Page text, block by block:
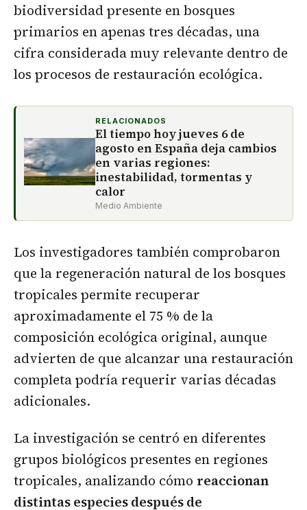
biodiversidad presente en bosques
primarios en apenas tres décadas, una
cifra considerada muy relevante dentro de
los procesos de restauración ecológica.
RELACIONADOS
El tiempo hoy jueves 6 de
agosto en España deja cambios
en varias regiones:
inestabilidad, tormentas y
calor
Medio Ambiente
Los investigadores también comprobaron
que la regeneración natural de los bosques
tropicales permite recuperar
aproximadamente el 75 % de la
composición ecológica original, aunque
advierten de que alcanzar una restauración
completa podría requerir varias décadas
adicionales.
La investigación se centró en diferentes
grupos biológicos presentes en regiones
tropicales, analizando cómo reaccionan
distintas especies después de